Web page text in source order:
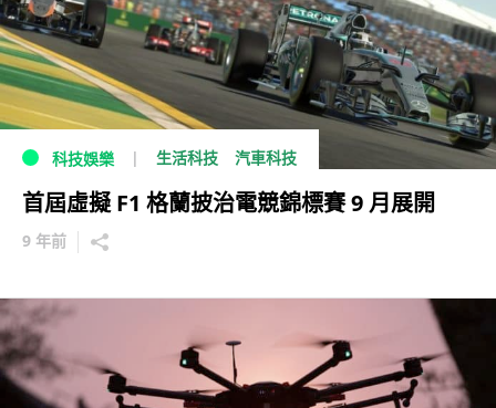
科技娛樂 生活科技 汽車科技
首屆虛擬 F1 格蘭披治電競錦標賽 9 月展開
9 年前